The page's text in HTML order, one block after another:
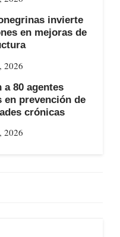
invierte
en mejoras de
2026
a 80 agentes
en prevención de
crónicas
2026